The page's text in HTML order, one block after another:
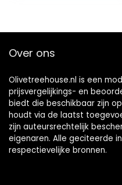
omdraaien en
SCF870/20
Over ons
Olivetreehouse.nl is een
prijsvergelijkings- en
biedt die beschikbaar zijn
houdt via de laatst
zijn auteursrechtelijk
eigenaren. Alle geciteerde
respectievelijke bronnen.